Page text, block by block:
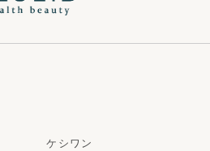
ケシワン